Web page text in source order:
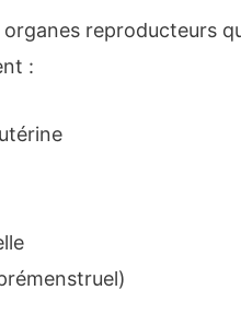
reproducteurs
: